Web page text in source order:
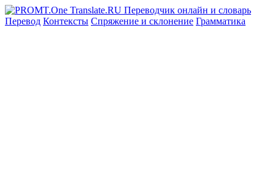
Перевод Контексты Спряжение и склонение Грамматика